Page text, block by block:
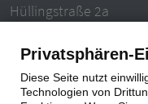
Hüllingstraße 2a
Tel.: 06093 – 996940
E-Mail:
Privatsphären-
Diese Seite nutzt
Technologien von